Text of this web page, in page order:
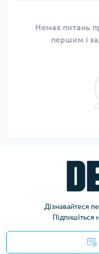
Немає питань
першим і
Дізнавайтеся
Підпишіться